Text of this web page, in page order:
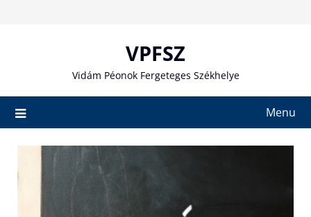
VPFSZ
Vidám Péonok Fergeteges Székhelye
Menu